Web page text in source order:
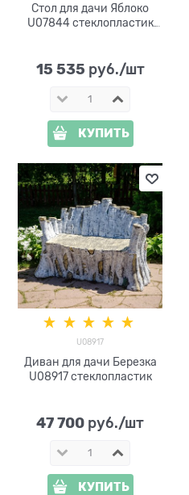
Стол для дачи Яблоко
U07844 стеклопластик
15 535 руб./шт
КУПИТЬ
U08917
Диван для дачи Березка
U08917 стеклопластик
47 700 руб./шт
КУПИТЬ